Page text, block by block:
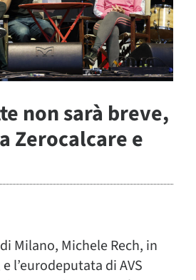
non sarà breve,
Zerocalcare e
Milano, Michele Rech, in
l’eurodeputata di AVS